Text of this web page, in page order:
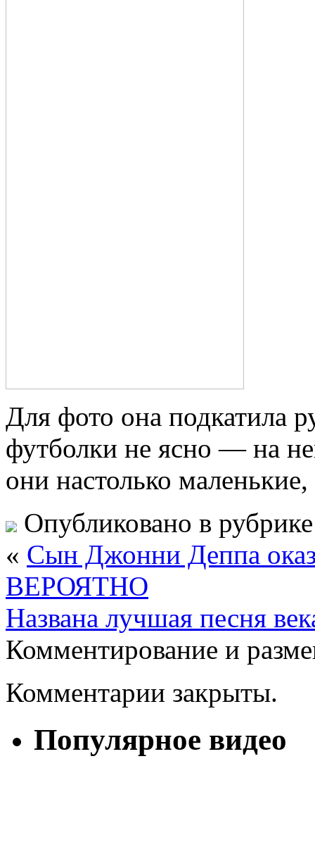
Для фото она подкатила
футболки не ясно — на
они настолько
Опубликовано в
« Cын Джонни Деппа
ВЕРОЯТНО
Названа лучшая песня
Комментирование и
Комментарии закрыты.
Популярное видео